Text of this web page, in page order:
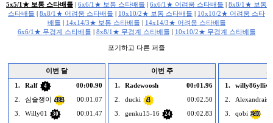
5x5/1★ 보통 스타배틀 6x6/1★ 보통 스타배틀 6x6/1★ 어려움 스타배틀
8x8/1★ 보통
스타배틀
8x8/1★ 어려움 스타배틀 10x10/2★ 보통 스타배틀
10x10/2★ 어려움 스타
배틀
14x14/3★ 보통 스타배틀
14x14/3★ 어려움 스타배틀
6x6/1★ 무경계 스타배틀
8x8/1★ 무경계 스타배틀 10x10/2★ 무경계 스타배틀
포기하고 다른 퍼즐
이번 달
1.
Ralf 4
00:00.90
2.
심술쟁이 484
00:01.07
3.
Willy01 30
00:01.47
이번 주
1.
Radewoosh
00:01.96
2.
ducki 4
00:02.50
3.
genku15-16 24
00:02.83
1.
willy86ylliw
2.
Alexandrais
3.
qobi 240